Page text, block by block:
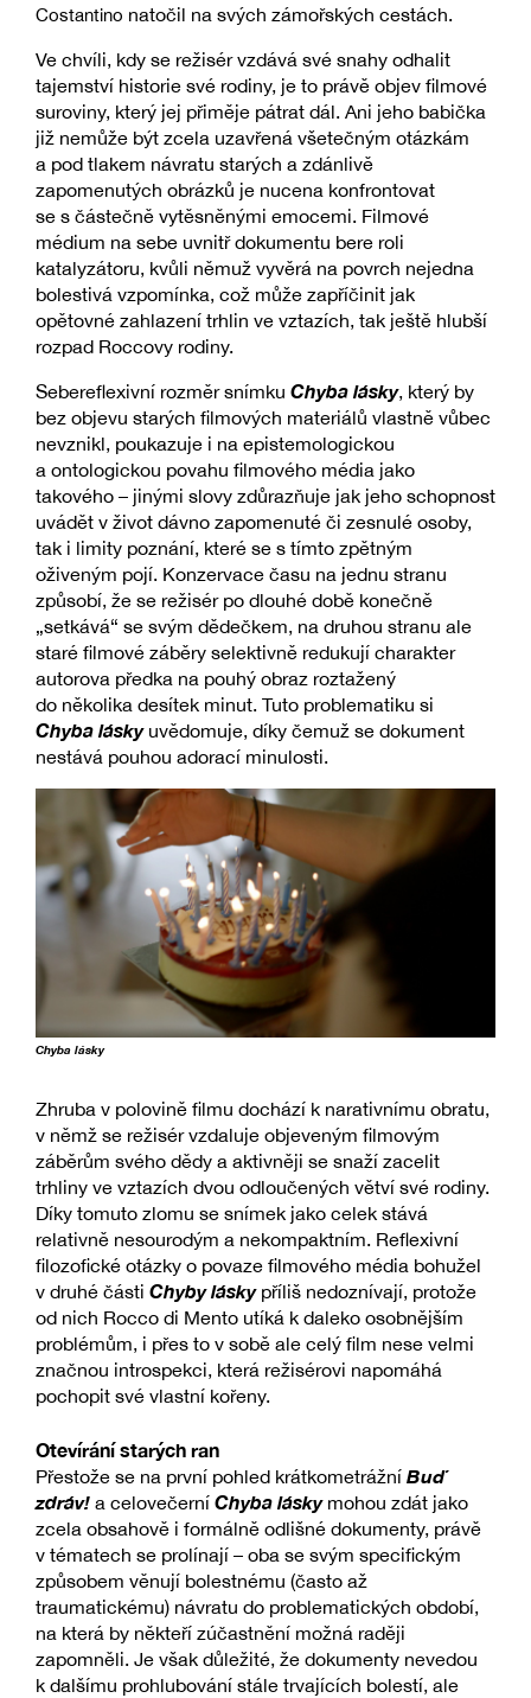
Costantino natočil na svých zámořských cestách.
Ve chvíli, kdy se režisér vzdává své snahy odhalit
tajemství historie své rodiny, je to právě objev filmové
suroviny, který jej přiměje pátrat dál. Ani jeho babička
již nemůže být zcela uzavřená všetečným otázkám
a pod tlakem návratu starých a zdánlivě
zapomenutých obrázků je nucena konfrontovat
se s částečně vytěsněnými emocemi. Filmové
médium na sebe uvnitř dokumentu bere roli
katalyzátoru, kvůli němuž vyvěrá na povrch nejedna
bolestivá vzpomínka, což může zapříčinit jak
opětovné zahlazení trhlin ve vztazích, tak ještě hlubší
rozpad Roccovy rodiny.
Sebereflexivní rozměr snímku Chyba lásky, který by
bez objevu starých filmových materiálů vlastně vůbec
nevznikl, poukazuje i na epistemologickou
a ontologickou povahu filmového média jako
takového – jinými slovy zdůrazňuje jak jeho schopnost
uvádět v život dávno zapomenuté či zesnulé osoby,
tak i limity poznání, které se s tímto zpětným
oživeným pojí. Konzervace času na jednu stranu
způsobí, že se režisér po dlouhé době konečně
„setkává“ se svým dědečkem, na druhou stranu ale
staré filmové záběry selektivně redukují charakter
autorova předka na pouhý obraz roztažený
do několika desítek minut. Tuto problematiku si
Chyba láskyuvědomuje, díky čemuž se dokument
nestává pouhou adorací minulosti.
Chyba lásky
Zhruba v polovině filmu dochází k narativnímu obratu,
v němž se režisér vzdaluje objeveným filmovým
záběrům svého dědy a aktivněji se snaží zacelit
trhliny ve vztazích dvou odloučených větví své rodiny.
Díky tomuto zlomu se snímek jako celek stává
relativně nesourodým a nekompaktním. Reflexivní
filozofické otázky o povaze filmového média bohužel
v druhé části Chyby láskypříliš nedoznívají, protože
od nich Rocco di Mento utíká k daleko osobnějším
problémům, i přes to v sobě ale celý film nese velmi
značnou introspekci, která režisérovi napomáhá
pochopit své vlastní kořeny.
Otevírání starých ran
Přestože se na první pohled krátkometrážní Buď
zdráv! a celovečerní Chyba láskymohou zdát jako
zcela obsahově i formálně odlišné dokumenty, právě
v tématech se prolínají – oba se svým specifickým
způsobem věnují bolestnému (často až
traumatickému) návratu do problematických období,
na která by někteří zúčastnění možná raději
zapomněli. Je však důležité, že dokumenty nevedou
k dalšímu prohlubování stále trvajících bolestí, ale